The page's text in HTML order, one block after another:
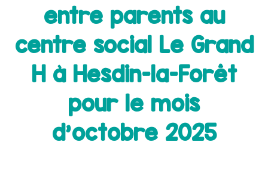
entre parents au
centre social Le Grand
H à Hesdin-la-Forêt
pour le mois
d’octobre 2025